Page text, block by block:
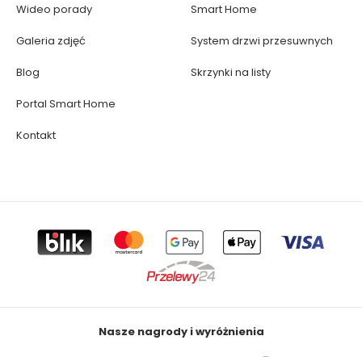
Wideo porady
Galeria zdjęć
Blog
Portal Smart Home
Kontakt
Smart Home
System drzwi przesuwnych
Skrzynki na listy
Nasze nagrody i wyróżnienia